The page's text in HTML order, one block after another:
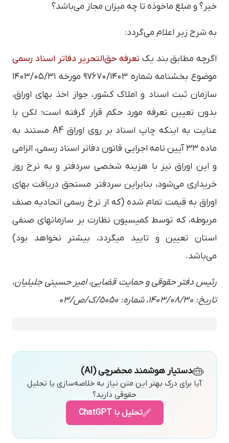
خیر؟ و مبلغ ماخوذه تا چه میزان مجاز می‌باشد؟
به شرح زیر اعلام می‌گردد:
اگرچه مطابق بند یک تعرفه حق‌التحریر دفاتر اسناد رسمی
موضوع بخشنامه شماره ۹۷۶۷۰/۱۴۰۳ مورخه ۱۴۰۳/۰۵/۳۱
سازمان ثبت اسناد و املاک کشور، جواز اخذ بهای اوراق،
بدون تعیین تعرفه مورد حکم قرار گرفته است؛ لکن با
عنایت به اینکه چاپ اسناد بر روی اوراق A4 مستند به
ماده ۳۳ آیین نامه اجرایی قانون دفاتر اسناد رسمی، الزامی
و این اوراق نیز با هزینه شخصی سردفتر و به نرخ روز
خریداری می‌شود، بنابراین سردفتر مستحق دریافت بهای
اوراق به قیمت تمام شده (که از نرخ رسمی اتحادیه صنف
مربوطه، که توسط کمیسیون نظارت بر سازمانهای صنفی
استان تعیین و تایید میگردد، بیشتر نخواهد بود)
می‌باشد.
رئیس دفتر حقوقی و حمایت قضایی، امیر حسینی جلیلیان،
تاریخ: ۱۴۰۳/۰۸/۳۰، شماره: ۵۰۵۰/ک/ص/۰۳
دستیار هوشمند محضرچی (AI)
آیا برای درک بهتر این متن نیاز به خلاصه‌سازی یا تحلیل
حقوقی دارید؟
تحلیل با ChatGPT